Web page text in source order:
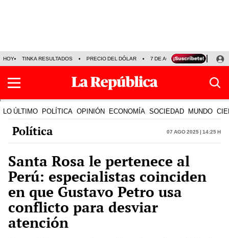
HOY TINKA RESULTADOS PRECIO DEL DÓLAR 7 DE AGOSTO OLLANTA
LO ÚLTIMO POLÍTICA OPINIÓN ECONOMÍA SOCIEDAD MUNDO
Política 07 Ago 2025 | 14:25 h
Santa Rosa le pertenece al
Perú: especialistas coinciden
en que Gustavo Petro usa
conflicto para desviar
atención